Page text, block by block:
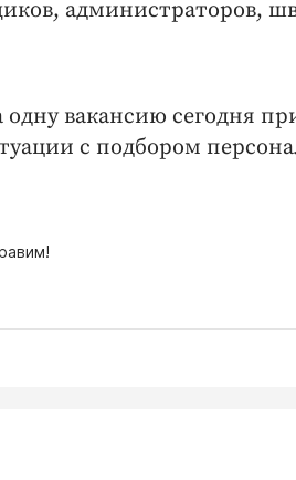
администраторов,
вакансию сегодня
с подбором